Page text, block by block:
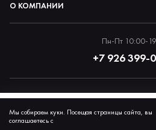
+ 86 бонусов
О КОМПАНИИ
Пн-Пт 10:00-
+7 926 399-
Политика обработки персональных
© 2026
Мы собираем куки. Посещая страницы сайта, вы
соглашаетесь с